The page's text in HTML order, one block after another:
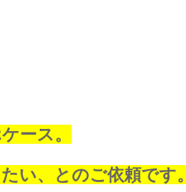
ース。
い、とのご依頼です。